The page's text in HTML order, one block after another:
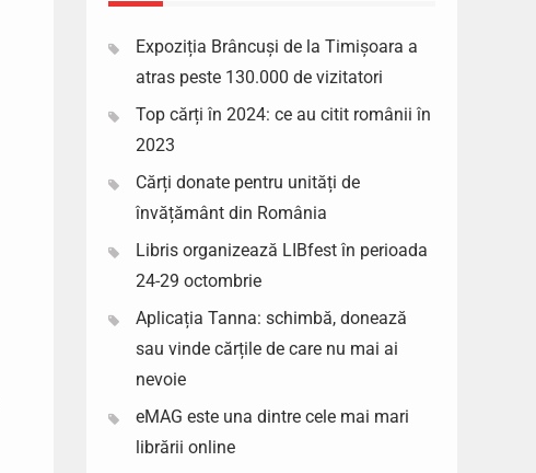
Expoziția Brâncuși de la Timișoara a
atras peste 130.000 de vizitatori
Top cărți în 2024: ce au citit românii în
2023
Cărți donate pentru unități de
învățământ din România
Libris organizează LIBfest în perioada
24-29 octombrie
Aplicația Tanna: schimbă, donează
sau vinde cărțile de care nu mai ai
nevoie
eMAG este una dintre cele mai mari
librării online